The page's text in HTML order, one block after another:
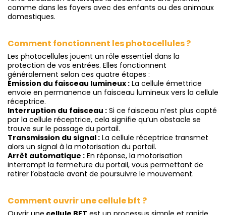
comme dans les foyers avec des enfants ou des animaux
domestiques.
Comment fonctionnent les photocellules ?
Les photocellules jouent un rôle essentiel dans la
protection de vos entrées. Elles fonctionnent
généralement selon ces quatre étapes :
Émission du faisceau lumineux : La cellule émettrice
envoie en permanence un faisceau lumineux vers la cellule
réceptrice.
Interruption du faisceau : Si ce faisceau n’est plus capté
par la cellule réceptrice, cela signifie qu’un obstacle se
trouve sur le passage du portail.
Transmission du signal : La cellule réceptrice transmet
alors un signal à la motorisation du portail.
Arrêt automatique : En réponse, la motorisation
interrompt la fermeture du portail, vous permettant de
retirer l’obstacle avant de poursuivre le mouvement.
Comment ouvrir une cellule bft ?